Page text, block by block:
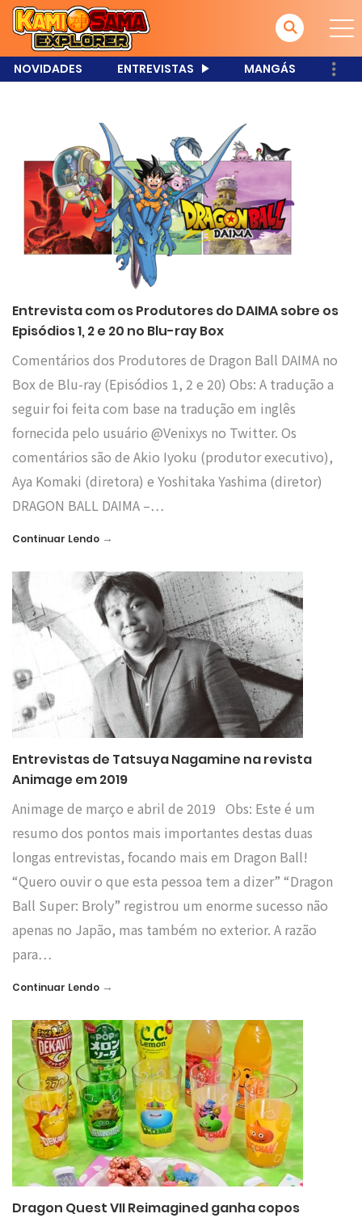
NOVIDADES ENTREVISTAS MANGÁS
Entrevista com os Produtores do DAIMA sobre os
Episódios 1, 2 e 20 no Blu-ray Box
Comentários dos Produtores de Dragon Ball DAIMA no
Box de Blu-ray (Episódios 1, 2 e 20) Obs: A tradução a
seguir foi feita com base na tradução em inglês
fornecida pelo usuário @Venixys no Twitter. Os
comentários são de Akio Iyoku (produtor executivo),
Aya Komaki (diretora) e Yoshitaka Yashima (diretor)
DRAGON BALL DAIMA –…
Continuar Lendo →
Entrevistas de Tatsuya Nagamine na revista
Animage em 2019
Animage de março e abril de 2019 Obs: Este é um
resumo dos pontos mais importantes destas duas
longas entrevistas, focando mais em Dragon Ball!
“Quero ouvir o que esta pessoa tem a dizer” “Dragon
Ball Super: Broly” registrou um enorme sucesso não
apenas no Japão, mas também no exterior. A razão
para…
Continuar Lendo →
Dragon Quest VII Reimagined ganha copos